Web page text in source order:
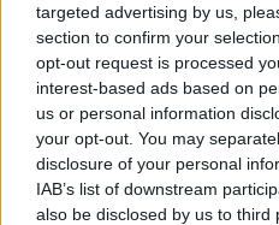
targeted advertising by us,
section to confirm your
opt-out request is processed
interest-based ads based on
us or personal information
your opt-out. You may
disclosure of your personal
IAB’s list of downstream
also be disclosed by us to third
Article anterior
El Ginestar es dixa el lideratge
en el derbi a l’últim minut